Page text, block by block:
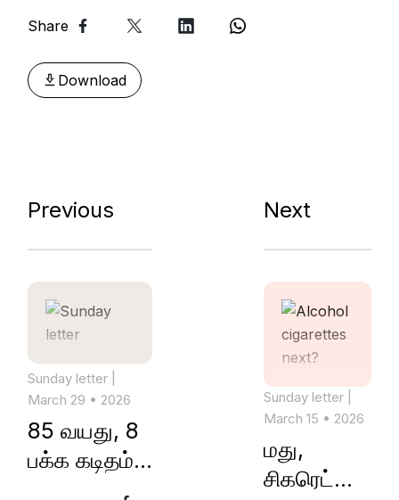
Share
Download
Previous
Sunday letter
March 29 • 2026
85 வயது, 8
பக்க கடிதம்
Next
Sunday letter
March 15 • 2026
மது,
சிகரெட்